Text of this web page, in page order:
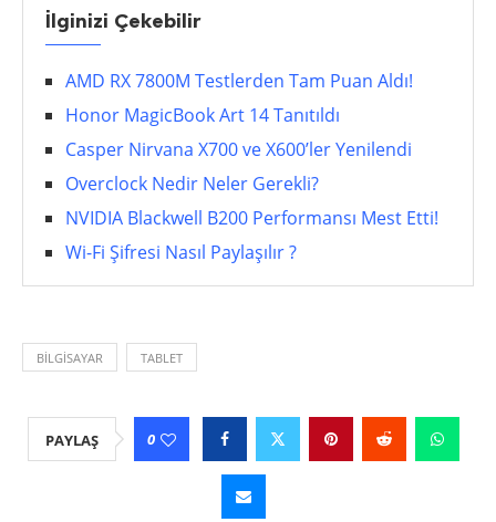
İlginizi Çekebilir
AMD RX 7800M Testlerden Tam Puan Aldı!
Honor MagicBook Art 14 Tanıtıldı
Casper Nirvana X700 ve X600’ler Yenilendi
Overclock Nedir Neler Gerekli?
NVIDIA Blackwell B200 Performansı Mest Etti!
Wi-Fi Şifresi Nasıl Paylaşılır ?
BILGISAYAR TABLET
PAYLAŞ 0